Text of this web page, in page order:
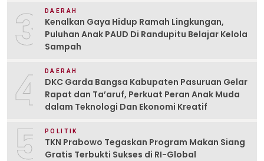
3 DAERAH
Kenalkan Gaya Hidup Ramah Lingkungan,
Puluhan Anak PAUD Di Randupitu Belajar Kelola
Sampah
4 DAERAH
DKC Garda Bangsa Kabupaten Pasuruan Gelar
Rapat dan Ta’aruf, Perkuat Peran Anak Muda
dalam Teknologi Dan Ekonomi Kreatif
5 POLITIK
TKN Prabowo Tegaskan Program Makan Siang
Gratis Terbukti Sukses di RI-Global